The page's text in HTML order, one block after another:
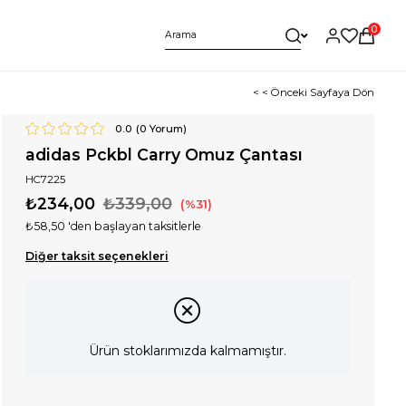
0
< < Önceki Sayfaya Dön
0.0 (0 Yorum)
adidas Pckbl Carry Omuz Çantası
HC7225
₺339,00
₺234,00 31
₺58,50 'den başlayan taksitlerle
Diğer taksit seçenekleri
Ürün stoklarımızda kalmamıştır.